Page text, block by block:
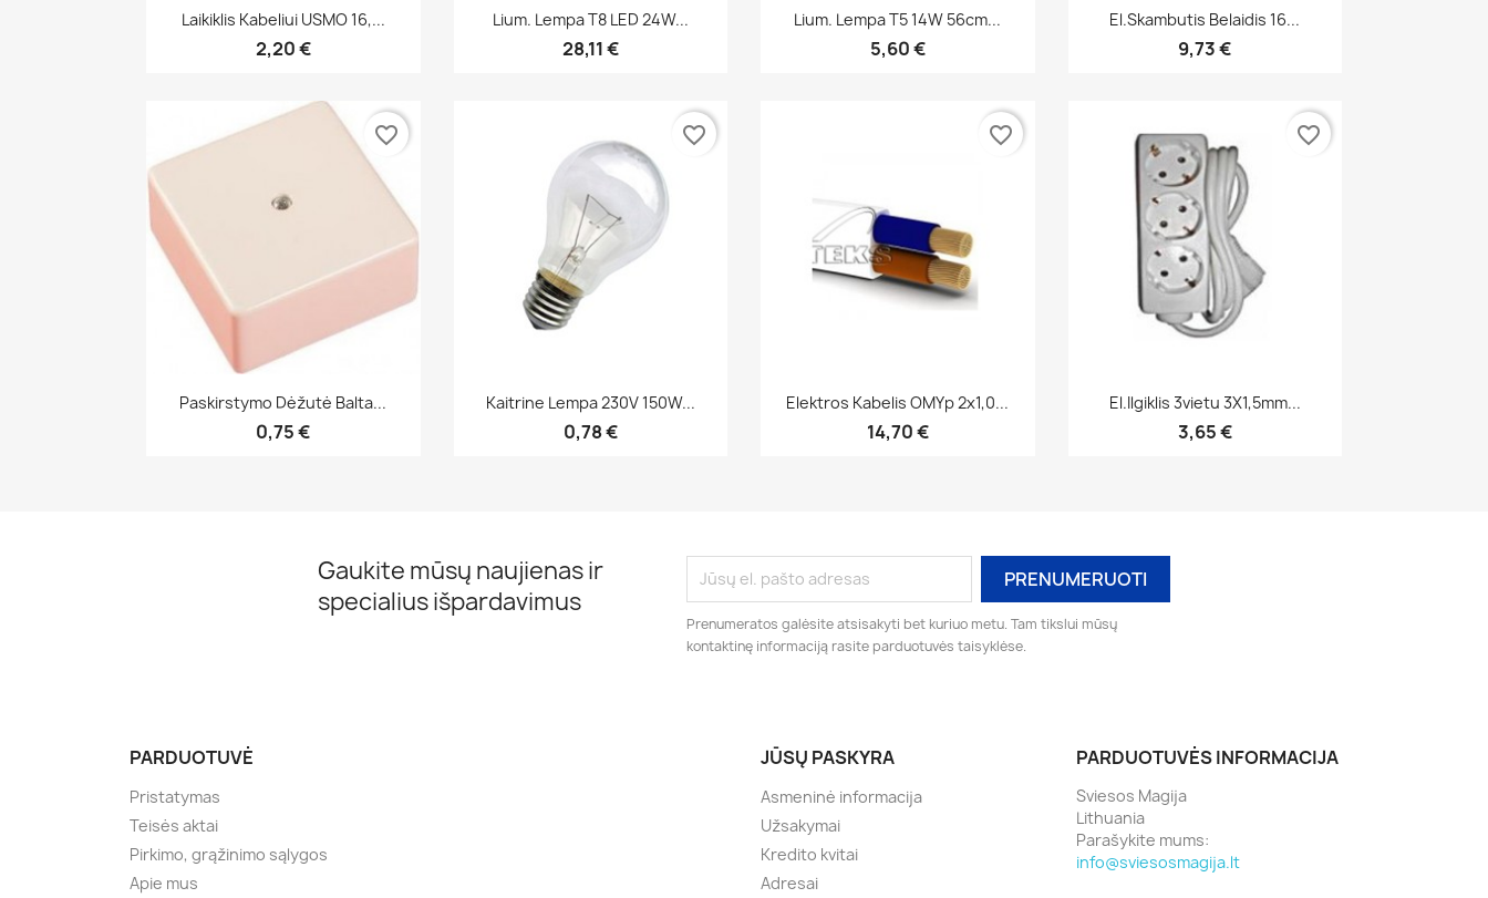
Greita peržiūra
Laikiklis Kabeliui USMO 16,...
2,20 €
Greita peržiūra
Lium. Lempa T8 LED 24W...
28,11 €
Greita peržiūra
Lium. Lempa T5 14W 56cm...
5,60 €
Greita peržiūra
El.skambutis Belaidis 16...
9,73 €
Greita peržiūra
Paskirstymo Dėžutė Balta...
0,75 €
favorite_border
Greita peržiūra
Kaitrine Lempa 230V 150W...
0,78 €
favorite_border
Greita peržiūra
Elektros Kabelis OMYp 2x1,0...
14,70 €
favorite_border
Greita peržiūra
El.ilgiklis 3vietu 3X1,5mm...
3,65 €
favorite_border
Gaukite mūsų naujienas ir
specialius išpardavimus
Prenumeratos galėsite atsisakyti bet kuriuo metu. Tam tikslui mūsų
kontaktinę informaciją rasite parduotuvės taisyklėse.
PARDUOTUVĖ
Pristatymas
Teisės aktai
Pirkimo, grąžinimo sąlygos
Apie mus
JŪSŲ PASKYRA
Asmeninė informacija
Užsakymai
Kredito kvitai
Adresai
PARDUOTUVĖS INFORMACIJA
Sviesos Magija
Lithuania
Parašykite mums:
info@sviesosmagija.lt